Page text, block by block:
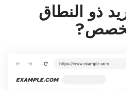
ذو النطاق